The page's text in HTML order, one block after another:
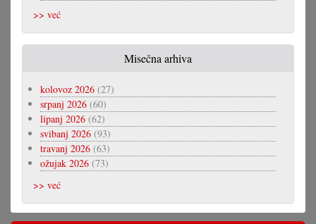
>> već
Misečna arhiva
kolovoz 2026 (27)
srpanj 2026 (60)
lipanj 2026 (62)
svibanj 2026 (93)
travanj 2026 (63)
ožujak 2026 (73)
>> već